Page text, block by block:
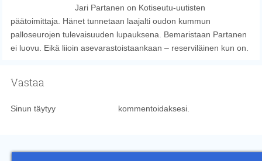
Jari Partanen on Kotiseutu-uutisten
päätoimittaja. Hänet tunnetaan laajalti oudon kummun
palloseurojen tulevaisuuden lupauksena. Bemaristaan Partanen
ei luovu. Eikä liioin asevarastoistaankaan – reserviläinen kun on.
Vastaa
Sinun täytyy kommentoidaksesi.